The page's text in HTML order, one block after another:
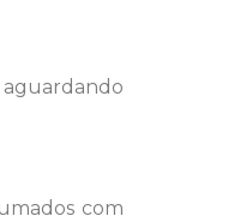
aguardando
com